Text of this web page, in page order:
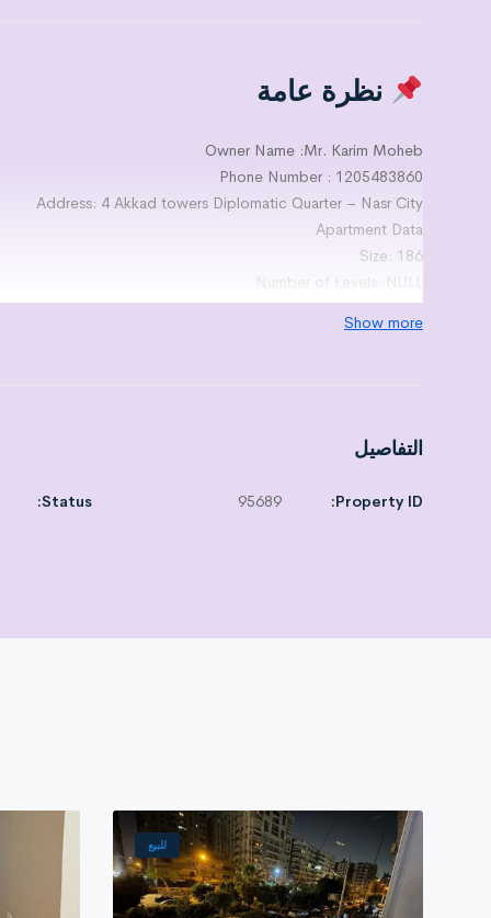
نظرة عامة
Owner Name :Mr. Karim Moheb
Phone Number : 1205483860
Address: 4 Akkad towers Diplomatic Quarter – Nasr City
Apartment Data
Size: 186
Number of Levels: NULL
On Floor:0
Rooms No.: 2
Number of Terraces: 2
Asking price with mattresses: 5,000,000 EGP
Show more
التفاصيل
Property ID:
95689
Status:
للبيع